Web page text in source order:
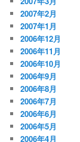
2007年2月
2007年1月
2006年12月
2006年11月
2006年10月
2006年9月
2006年8月
2006年7月
2006年6月
2006年5月
2006年4月